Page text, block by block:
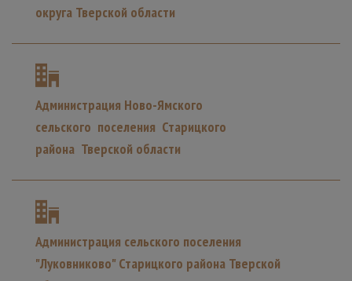
округа Тверской области
Администрация Ново-Ямского
сельского поселения Старицкого
района Тверской области
Администрация сельского поселения
"Луковниково" Старицкого района Тверской